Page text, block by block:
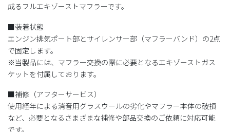
成るフルエキゾーストマフラーです。
■装着状態
エンジン排気ポート部とサイレンサー部（マフラーバンド）の2点
で固定します。
※当製品には、マフラー交換の際に必要となるエキゾーストガス
ケットを付属しております。
■補修（アフターサービス）
使用経年による消音用グラスウールの劣化やマフラー本体の破損
など、必要となるさまざまな補修や部品交換のご依頼に対応可能
です。